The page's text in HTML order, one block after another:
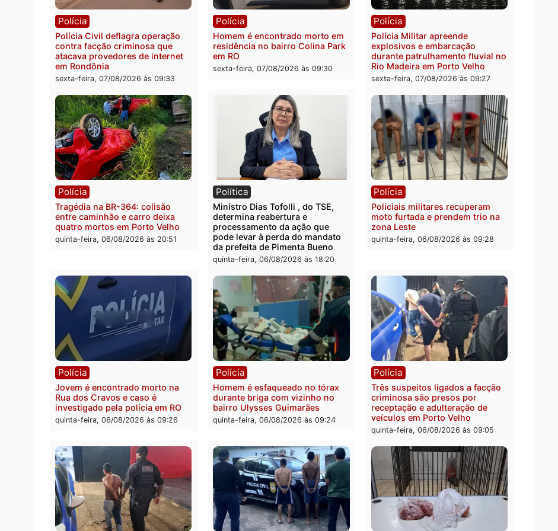
Polícia
2 MILHÕES – Unnesa apresenta
documentos que comprovam
transparência e legalidade na
operação alvo da PF
sexta-feira, 07/08/2026 às 12:24
Polícia
Polícia Federal apreende 400
quilos de drogas e prende
motorista em RO
sexta-feira, 07/08/2026 às 09:40
Polícia
de 72 quilos de mercúrio
escondidos em estepe em Porto
Velho
sexta-feira, 07/08/2026 às 09:38
Polícia
Polícia Civil deflagra operação
contra facção criminosa que
atacava provedores de internet
Polícia
Homem é encontrado morto em
residência no bairro Colina Park
em RO
sexta-feira, 07/08/2026 às 09:30
Polícia
Polícia Militar apreende
explosivos e embarcação
durante patrulhamento fluvial no
Polícia
Tragédia na BR-364: colisão
entre caminhão e carro deixa
Política
Ministro Dias Tofolli , do TSE,
determina reabertura e
da prefeita de Pimenta Bueno
quinta-feira, 06/08/2026 às 18:20
Polícia
Policiais militares recuperam
moto furtada e prendem trio na
zona Leste